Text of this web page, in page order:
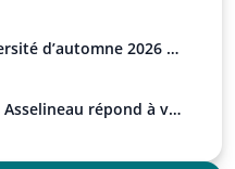
d’automne 2026 de
répond à vos